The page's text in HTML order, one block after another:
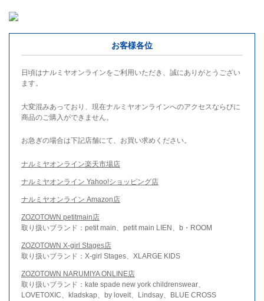
お客様各位
日頃はナルミヤオンラインをご利用いただき、誠にありがとうござい
ます。
大変混みあっており、現在ナルミヤオンラインへのアクセスならびに
商品のご購入ができません。
お急ぎの場合は下記店舗にて、お買い求めください。
ナルミヤオンライン楽天市場店
ナルミヤオンライン Yahoo!ショッピング店
ナルミヤオンライン Amazon店
ZOZOTOWN petitmain店
取り扱いブランド：petit main、petit main LIEN、b・ROOM
ZOZOTOWN X-girl Stages店
取り扱いブランド：X-girl Stages、XLARGE KIDS
ZOZOTOWN NARUMIYA ONLINE店
取り扱いブランド：kate spade new york childrenswear、
LOVETOXIC、kladskap、by loveit、Lindsay、BLUE CROSS